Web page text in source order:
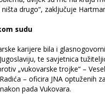
drugo“, zaključuje
sudu
karijere bila i
te savjetnica
„vukovarske trojke“ –
– oficira JNA optuženih za
pada Vukovara.